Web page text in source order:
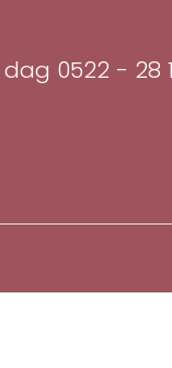
dag 0522 - 28